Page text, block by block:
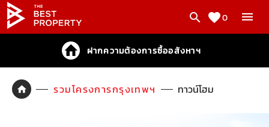
0
ฝากความต้องการซื้ออสังหาฯ
รวมโครงการกรุงเทพฯ ทาวน์โฮม